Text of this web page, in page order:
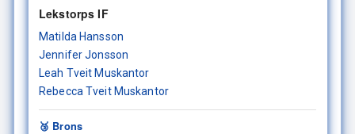
Lekstorps IF
Matilda Hansson
Jennifer Jonsson
Leah Tveit Muskantor
Rebecca Tveit Muskantor
🥉 Brons